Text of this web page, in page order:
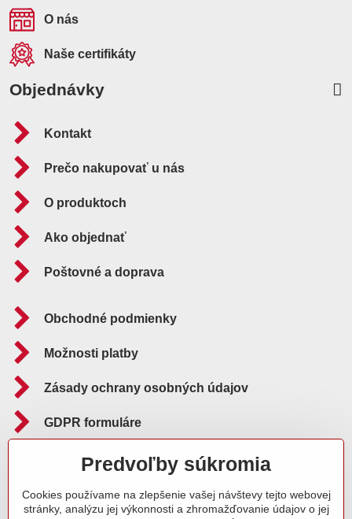
O nás
Naše certifikáty
Objednávky
Kontakt
Prečo nakupovať u nás
O produktoch
Ako objednať
Poštovné a doprava
Obchodné podmienky
Možnosti platby
Zásady ochrany osobných údajov
GDPR formuláre
Reklamačný poriadok
Sledujte nás aj na:
Predvoľby súkromia
Cookies používame na zlepšenie vašej návštevy tejto webovej
stránky, analýzu jej výkonnosti a zhromažďovanie údajov o jej